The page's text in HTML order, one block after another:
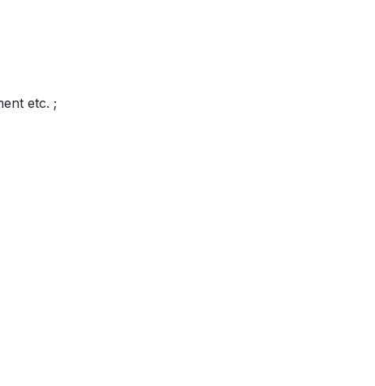
etc. ;